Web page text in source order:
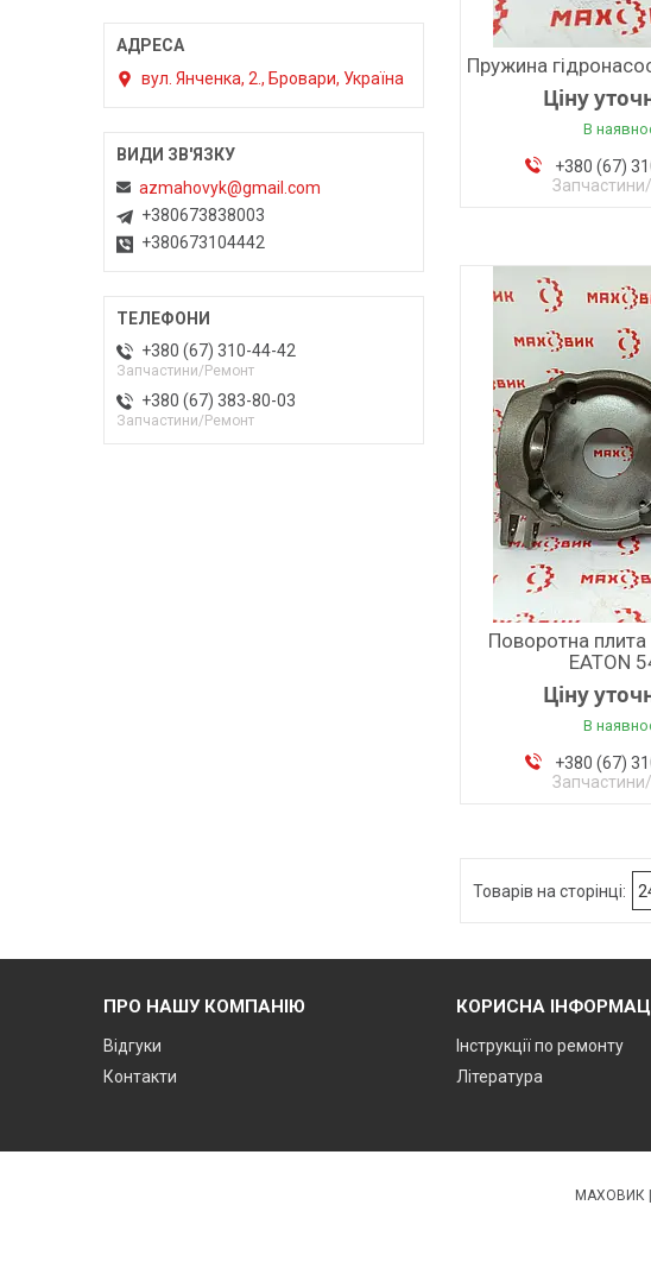
Пружина
Ціну
В
+380 (67)
Поворотна плита
EATON
Ціну
В
+380 (67)
вул. Янченка, 2., Бровари, Україна
azmahovyk@gmail.com
+380673838003
+380673104442
+380 (67) 310-44-42
Запчастини/Ремонт
+380 (67) 383-80-03
Запчастини/Ремонт
ПРО НАШУ КОМПАНІЮ
Відгуки
Контакти
КОРИСНА
Інструкції по ремонту
Література